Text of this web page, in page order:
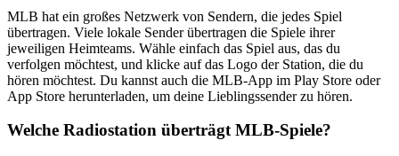
MLB hat ein großes Netzwerk von Sendern, die jedes Spiel
übertragen. Viele lokale Sender übertragen die Spiele ihrer
jeweiligen Heimteams. Wähle einfach das Spiel aus, das du
verfolgen möchtest, und klicke auf das Logo der Station, die du
hören möchtest. Du kannst auch die MLB-App im Play Store oder
App Store herunterladen, um deine Lieblingssender zu hören.
Welche Radiostation überträgt MLB-Spiele?